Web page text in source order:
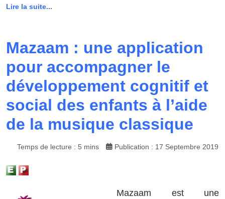
Lire la suite...
Mazaam : une application
pour accompagner le
développement cognitif et
social des enfants à l’aide
de la musique classique
Temps de lecture : 5 mins Publication : 17 Septembre 2019
Mazaam est une